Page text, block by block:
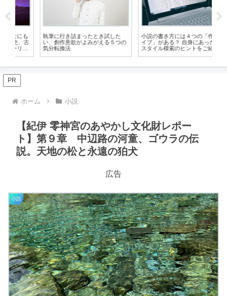
執筆に行き詰まったとき試した
い、創作意欲がよみがえる５つの
気分転換法
小説の書き方には４つの「作家タ
イプ」がある？ 自身にあった創作
スタイル模索のヒントをご紹介！
PR
ホーム 小説
【紀伊 零神宮のあやかし文化財レポー
ト】第９章 中辺路の河童、ゴウラの伝
説。天地の松と永遠の狛犬
広告
小説